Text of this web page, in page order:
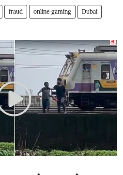
fraud online gaming Dubai